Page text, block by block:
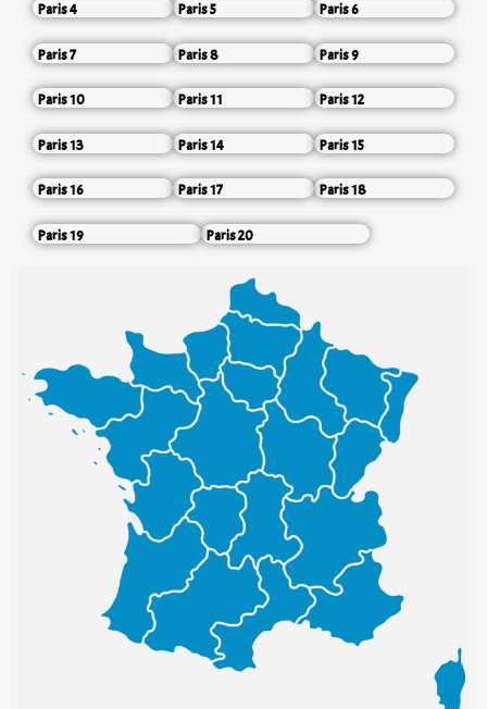
Paris 4 Paris 5 Paris 6
Paris 7 Paris 8 Paris 9
Paris 10 Paris 11 Paris 12
Paris 13 Paris 14 Paris 15
Paris 16 Paris 17 Paris 18
Paris 19 Paris 20